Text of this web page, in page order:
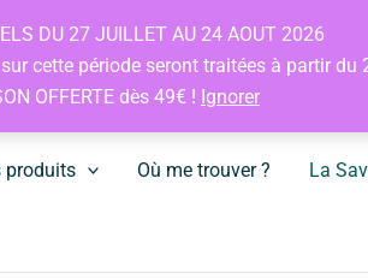
DU 27 JUILLET AU 24 AOUT 2026
cette période seront traitées à partir du
OFFERTE dès 49€ ! Ignorer
produits Où me trouver ? La